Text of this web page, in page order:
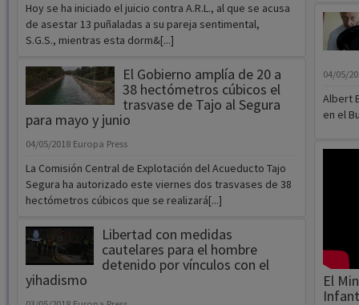
Hoy se ha iniciado el juicio contra A.R.L., al que se acusa
de asestar 13 puñaladas a su pareja sentimental,
S.G.S., mientras esta dorm&[...]
El Gobierno amplía de 20 a
38 hectómetros cúbicos el
trasvase de Tajo al Segura
para mayo y junio
04/05/2018 Europa Press
La Comisión Central de Explotación del Acueducto Tajo
Segura ha autorizado este viernes dos trasvases de 38
hectómetros cúbicos que se realizará[...]
Libertad con medidas
cautelares para el hombre
detenido por vínculos con el
yihadismo
04/05/
Albert
en el
El